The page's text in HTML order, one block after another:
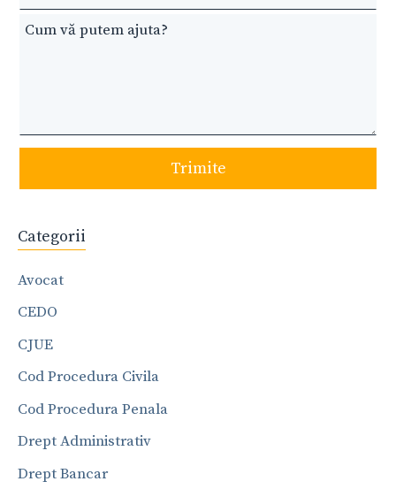
Trimite
Categorii
Avocat
CEDO
CJUE
Cod Procedura Civila
Cod Procedura Penala
Drept Administrativ
Drept Bancar